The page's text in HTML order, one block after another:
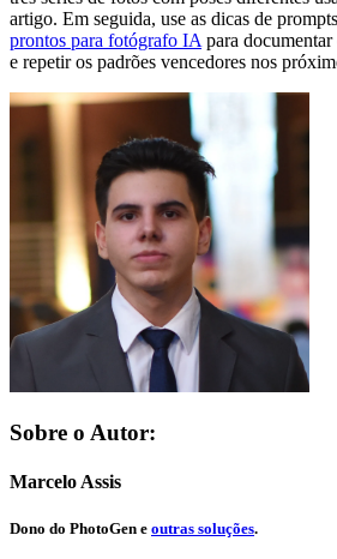
artigo. Em seguida, use as dicas de
prontos para fotógrafo IA para
e repetir os padrões vencedores nos
Sobre o Autor:
Marcelo Assis
Dono do PhotoGen e outras soluções.